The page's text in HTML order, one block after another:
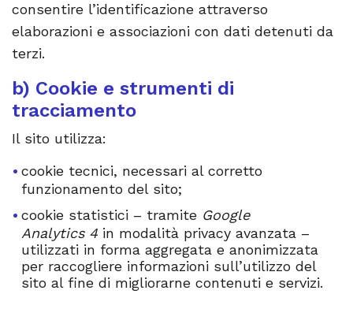
consentire l’identificazione attraverso
elaborazioni e associazioni con dati detenuti da
terzi.
b) Cookie e strumenti di
tracciamento
Il sito utilizza:
cookie tecnici, necessari al corretto
funzionamento del sito;
cookie statistici – tramite Google
Analytics 4 in modalità privacy avanzata –
utilizzati in forma aggregata e anonimizzata
per raccogliere informazioni sull’utilizzo del
sito al fine di migliorarne contenuti e servizi.